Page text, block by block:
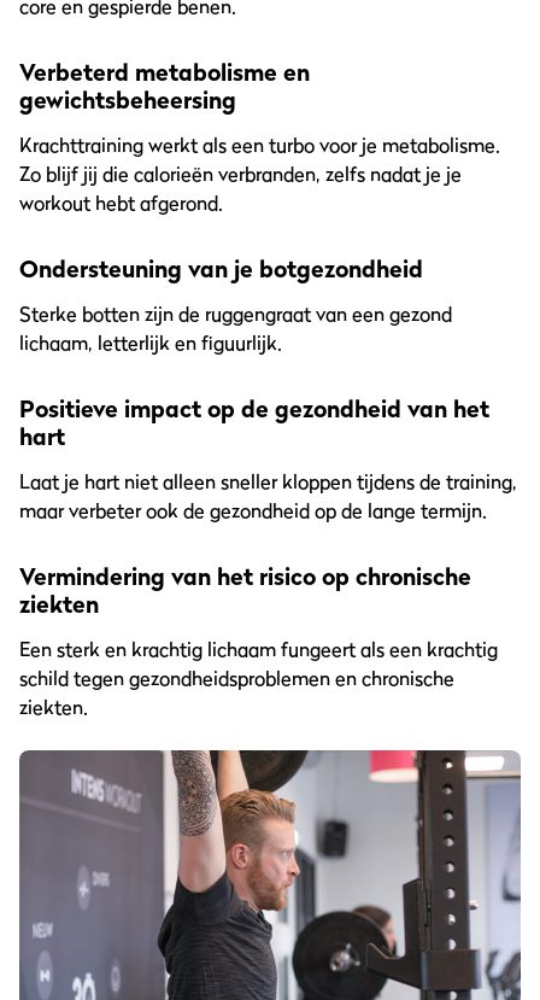
core en gespierde benen.
Verbeterd metabolisme en
gewichtsbeheersing
Krachttraining werkt als een turbo voor je metabolisme.
Zo blijf jij die calorieën verbranden, zelfs nadat je je
workout hebt afgerond.
Ondersteuning van je botgezondheid
Sterke botten zijn de ruggengraat van een gezond
lichaam, letterlijk en figuurlijk.
Positieve impact op de gezondheid van het
hart
Laat je hart niet alleen sneller kloppen tijdens de training,
maar verbeter ook de gezondheid op de lange termijn.
Vermindering van het risico op chronische
ziekten
Een sterk en krachtig lichaam fungeert als een krachtig
schild tegen gezondheidsproblemen en chronische
ziekten.